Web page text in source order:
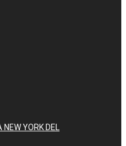
YORK DEL